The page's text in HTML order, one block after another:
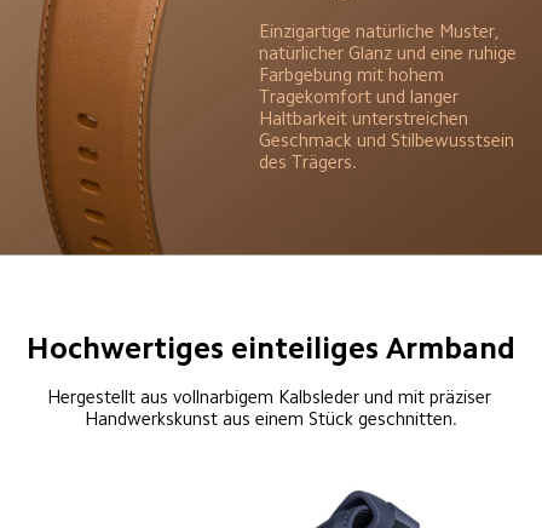
Einzigartige natürliche Muster,
natürlicher Glanz und eine ruhige
Farbgebung mit hohem
Tragekomfort und langer
Haltbarkeit unterstreichen
Geschmack und Stilbewusstsein
des Trägers.
Hochwertiges einteiliges Armband
Hergestellt aus vollnarbigem Kalbsleder und mit präziser
Handwerkskunst aus einem Stück geschnitten.